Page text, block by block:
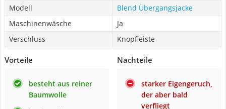
Modell
Blend Übergangsjacke
Maschinenwäsche
Ja
Verschluss
Knopfleiste
Vorteile
besteht aus reiner
Baumwolle
Nachteile
starker Eigengeruch,
der aber bald
verfliegt